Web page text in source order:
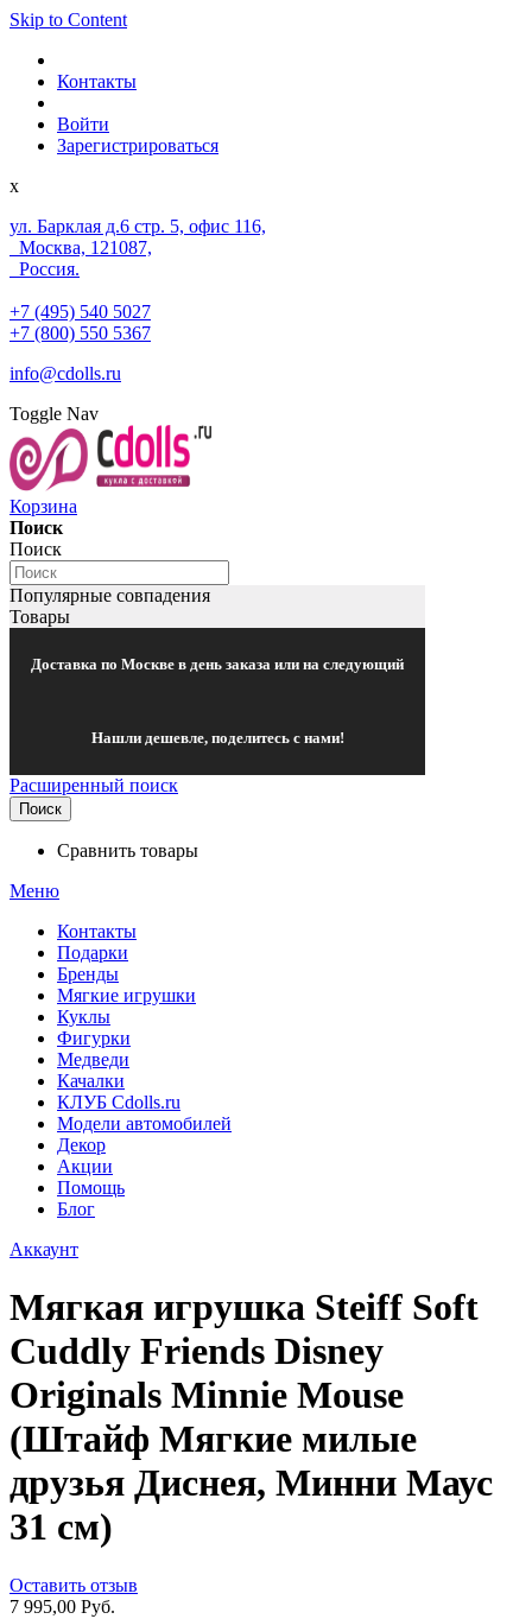
Skip to Content
Контакты
Войти
Зарегистрироваться
x
ул. Барклая д.6 стр. 5, офис 116,
Москва, 121087,
Россия.
+7 (495) 540 5027
+7 (800) 550 5367
info@cdolls.ru
Toggle Nav
Корзина
Поиск
Поиск
Популярные совпадения
Товары
Доставка по Москве в день заказа или на следующий
Нашли дешевле, поделитесь с нами!
Расширенный поиск
Поиск
Сравнить товары
Меню
Контакты
Подарки
Бренды
Мягкие игрушки
Куклы
Фигурки
Медведи
Качалки
КЛУБ Cdolls.ru
Модели автомобилей
Декор
Акции
Помощь
Блог
Аккаунт
Мягкая игрушка Steiff Soft
Cuddly Friends Disney
Originals Minnie Mouse
(Штайф Мягкие милые
друзья Диснея, Минни Маус
31 см)
Оставить отзыв
7 995,00 Руб.